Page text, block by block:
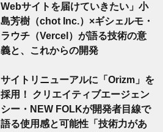
Webサイトを届けていきたい」小
島芳樹（chot Inc.）×ギシェルモ・
ラウチ（Vercel）が語る技術の意
義と、これからの開発
サイトリニューアルに「Orizm」を
採用！ クリエイティブエージェン
シー・NEW FOLKが開発者目線で
語る使用感と可能性「技術力があ